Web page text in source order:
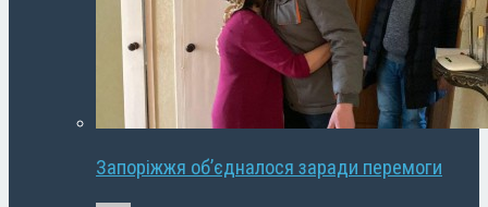
Запоріжжя об’єдналося заради перемоги